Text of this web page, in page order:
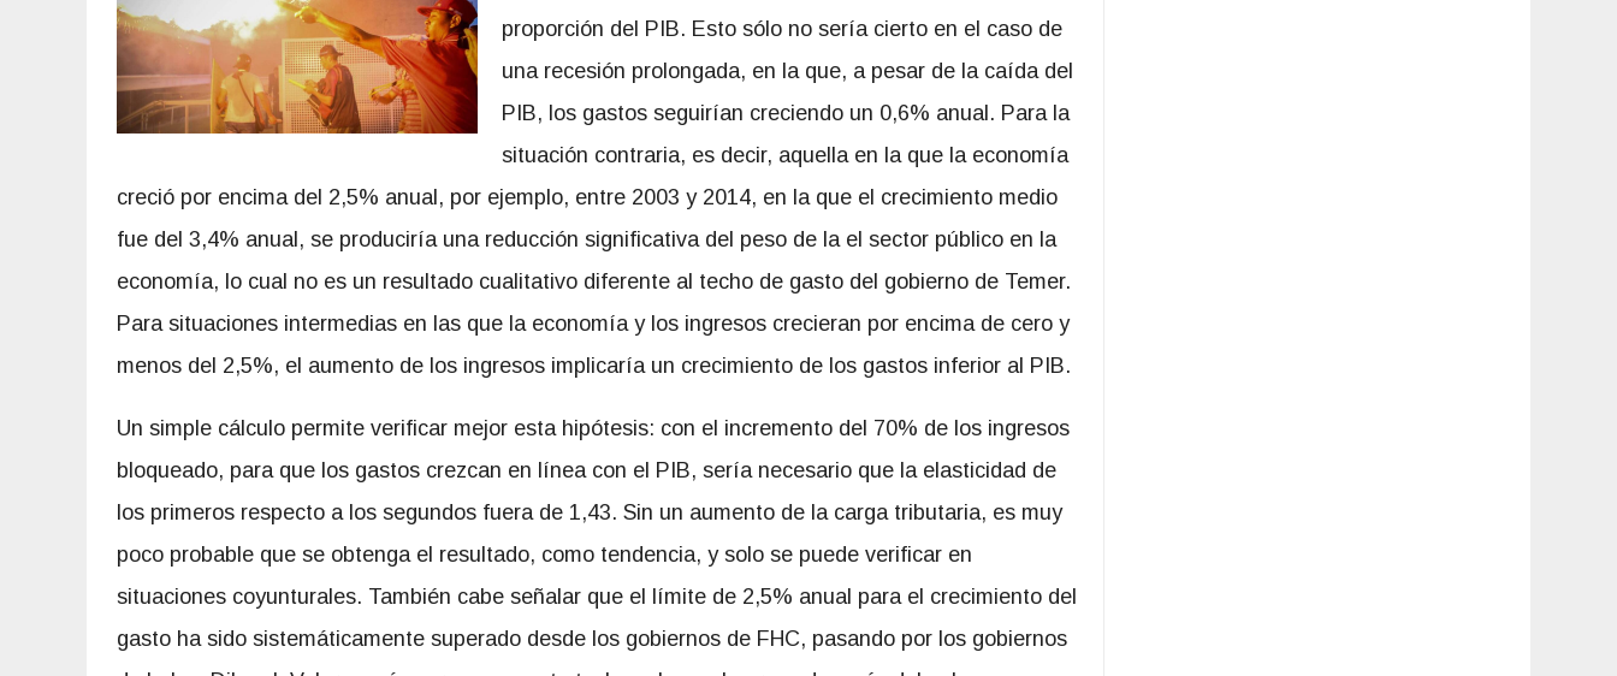
proporción del PIB. Esto sólo no sería cierto en el caso de
una recesión prolongada, en la que, a pesar de la caída del
PIB, los gastos seguirían creciendo un 0,6% anual. Para la
situación contraria, es decir, aquella en la que la economía
creció por encima del 2,5% anual, por ejemplo, entre 2003 y 2014, en la que el crecimiento medio
fue del 3,4% anual, se produciría una reducción significativa del peso de la el sector público en la
economía, lo cual no es un resultado cualitativo diferente al techo de gasto del gobierno de Temer.
Para situaciones intermedias en las que la economía y los ingresos crecieran por encima de cero y
menos del 2,5%, el aumento de los ingresos implicaría un crecimiento de los gastos inferior al PIB.
Un simple cálculo permite verificar mejor esta hipótesis: con el incremento del 70% de los ingresos
bloqueado, para que los gastos crezcan en línea con el PIB, sería necesario que la elasticidad de
los primeros respecto a los segundos fuera de 1,43. Sin un aumento de la carga tributaria, es muy
poco probable que se obtenga el resultado, como tendencia, y solo se puede verificar en
situaciones coyunturales. También cabe señalar que el límite de 2,5% anual para el crecimiento del
gasto ha sido sistemáticamente superado desde los gobiernos de FHC, pasando por los gobiernos